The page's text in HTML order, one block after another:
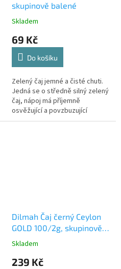
skupinově balené
Skladem
69 Kč
Do košíku
Zelený čaj jemné a čisté chuti.
Jedná se o středně silný zelený
čaj, nápoj má příjemně
osvěžující a povzbuzující
účinky.
Dilmah Čaj černý Ceylon
GOLD 100/2g, skupinově
balené
Skladem
239 Kč